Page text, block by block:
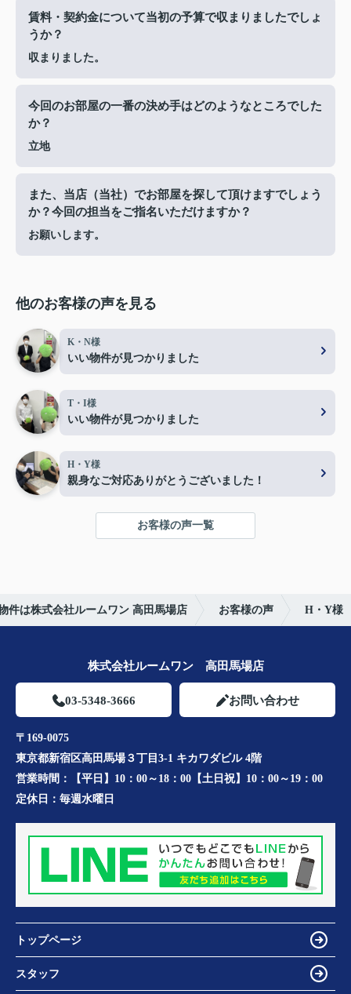
賃料・契約金について当初の予算で収まりましたでしょ
うか？
収まりました。
今回のお部屋の一番の決め手はどのようなところでした
か？
立地
また、当店（当社）でお部屋を探して頂けますでしょう
か？今回の担当をご指名いただけますか？
お願いします。
他のお客様の声を見る
K・N様
いい物件が見つかりました
T・I様
いい物件が見つかりました
H・Y様
親身なご対応ありがとうございました！
お客様の声一覧
件は株式会社ルームワン 高田馬場店 お客様の声 H・Y様
株式会社ルームワン 高田馬場店
03-5348-3666 お問い合わせ
〒169-0075
東京都新宿区高田馬場３丁目3-1 キカワダビル 4階
営業時間：
【平日】10：00～18：00【土日祝】10：00～19：00
定休日： 毎週水曜日
トップページ
スタッフ